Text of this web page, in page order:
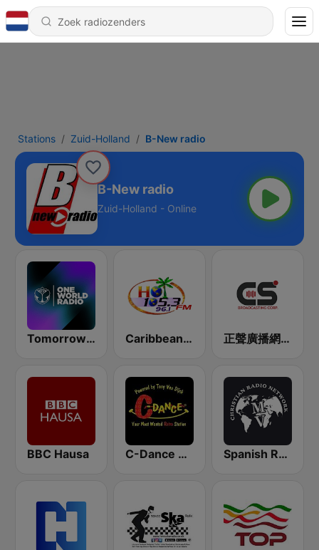
Stations Zuid-Holland B-New radio
B-New radio
Zuid-Holland - Online
Tomorrowland One World Radio UK Caribbean Hot FM 正聲廣播網路綜合台 (CSBC Life)
BBC Hausa C-Dance RETRO Spanish RadioMv